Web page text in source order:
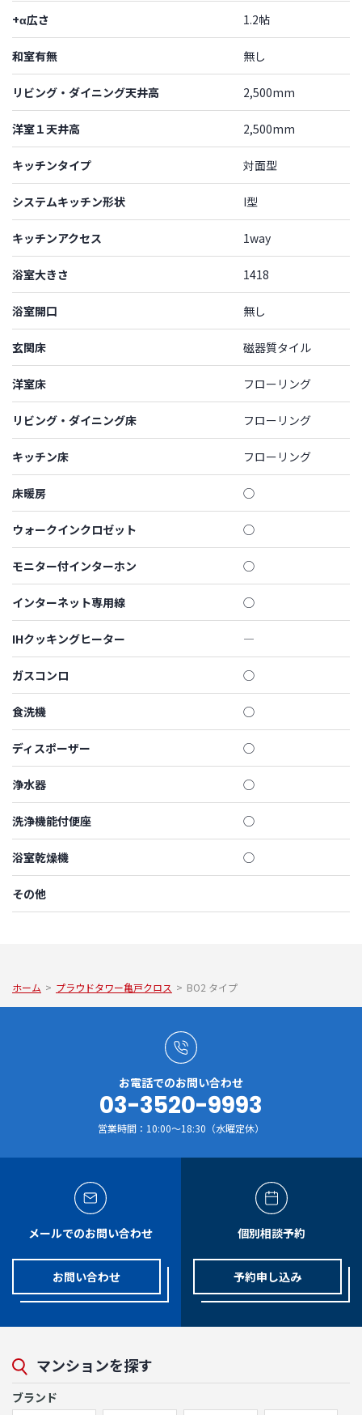
+α広さ 1.2帖
和室有無 無し
リビング・ダイニング天井高 2,500mm
洋室１天井高 2,500mm
キッチンタイプ 対面型
システムキッチン形状 I型
キッチンアクセス 1way
浴室大きさ 1418
浴室開口 無し
玄関床 磁器質タイル
洋室床 フローリング
リビング・ダイニング床 フローリング
キッチン床 フローリング
床暖房 ◯
ウォークインクロゼット ◯
モニター付インターホン ◯
インターネット専用線 ◯
IHクッキングヒーター ―
ガスコンロ ◯
食洗機 ◯
ディスポーザー ◯
浄水器 ◯
洗浄機能付便座 ◯
浴室乾燥機 ◯
その他
ホーム > プラウドタワー亀戸クロス > BO2 タイプ
お電話でのお問い合わせ
03-3520-9993
営業時間：10:00～18:30（水曜定休）
メールでのお問い合わせ
お問い合わせ
個別相談予約
予約申し込み
マンションを探す
ブランド